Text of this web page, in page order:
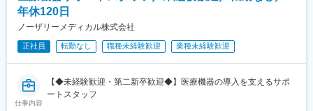
年休120日
ノーザリーメディカル株式会社
正社員 転勤なし 職種未経験歓迎 業種未経験歓迎
仕事内容
【◆未経験歓迎・第二新卒歓迎◆】医療機器の導入を支えるサポ
ートスタッフ